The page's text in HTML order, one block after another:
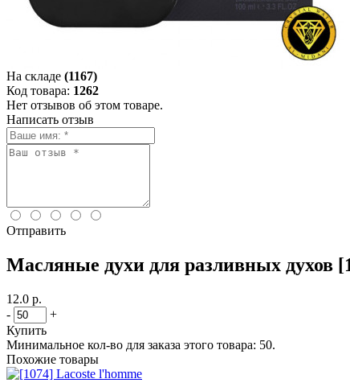
На складе (1167)
Код товара: 1262
Нет отзывов об этом товаре.
Написать отзыв
Отправить
Масляные духи для разливных духов
12.0 р.
-
+
Купить
Минимальное кол-во для заказа этого товара: 50.
Похожие товары